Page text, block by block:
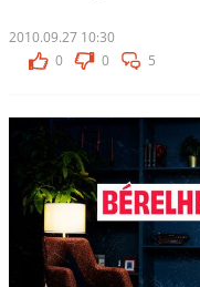
2010.09.27 10:30
0
0 5